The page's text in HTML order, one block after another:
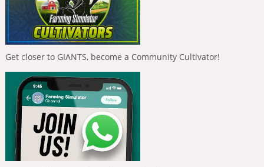
Get closer to GIANTS, become a Community Cultivator!